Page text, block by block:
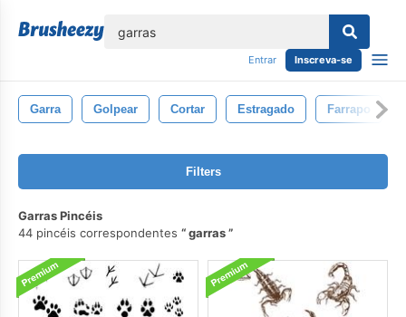
Entrar Inscreva-se
Garra Golpear Cortar Estragado Farrapo
Filters
Garras Pincéis
44 pincéis correspondentes
garras